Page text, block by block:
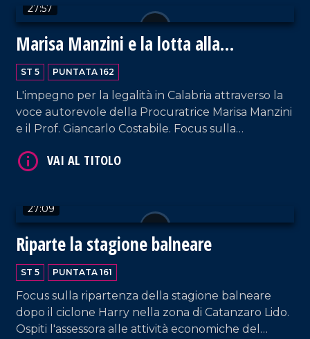
27:57
Marisa Manzini e la lotta alla
'Ndrangheta
ST 5 PUNTATA 162
L'impegno per la legalità in Calabria attraverso la
voce autorevole della Procuratrice Marisa Manzini
e il Prof. Giancarlo Costabile. Focus sulla
valori e sulla necessità di costruire una vera e
27:09
Riparte la stagione balneare
ST 5 PUNTATA 161
Focus sulla ripartenza della stagione balneare
dopo il ciclone Harry nella zona di Catanzaro Lido.
Ospiti l'assessora alle attività economiche del
VAI AL TITOLO
VAI AL TITOLO